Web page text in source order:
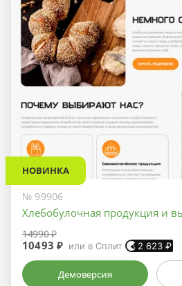
НОВИНКА
№ 99906
Хлебобулочная продукция и
14990 ₽
10493 ₽ или в Сплит 2 623 ₽
Демоверсия